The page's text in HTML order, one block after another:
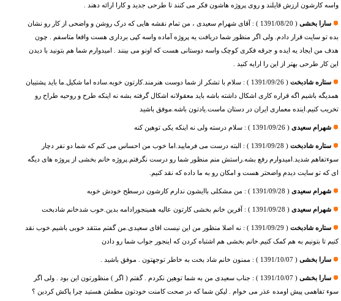
واسه کارشون ارزش قایلند و روی پروژه هاشون فکر می کنند تا طرحی جدید و کارا ارائه دهند .
سارا بخشی (
1391/08/20
) :
آقای شهرام سعیدی ، من تمام نقشه هایی که درک روشن و واضحی از کار رو نشان
بده تو سایت قرار دادم. ولی اگر منظور شما دریافت یه پروژه آماده واسه کپی برداری هست واقعا متاسفم . چون
هدف من ایجاد یه ایده و جرقه فکری کوچک واسه دوستانی هست که اونو می بینند . امیدوارم شما هم بتونید با دیدن
این کار طرحی بهتر از این را ارایه کنید .
ستاره شادبخت (
1391/09/26
) : سلام با تشکر از شما دوست هنرمند.کارتون خوبه.ساده اما شکیل.ما باید پشتیبان
همدیگه باشیم اگه قراره کاری اشکال داشته باشه باید معقولانه اشکال گرفته بشه نه اینکه طرح و روحیه طراح رو
تخریب کنیم.اینده معماری ایران در دستان ماست.یادتون باشه.موفق باشید
شهرام سعیدی (
1391/09/26
) : سلام درسته ولی نه اینکه یکی توهین کنه
ستاره شادبخت (
1391/09/28
) :
البته درست می فرمایید.اما خوب من احساس می کنم که شما دو نفر دچار
سوءتفاهم شدید.امیدوارم رفع بشه.راستش منم منظور شما رو درست نگرفتم.پروژه خانم بخشی از پروژه های دیگه
ای که تو سایت دیدم واضحتر هست و امکان رو به ما داده که نقد کنیم.
شهرام سعیدی (
1391/09/28
) : من مشکلی باایشون ندارم کارشون درسطح خودش خوبه
شهرام سعیدی (
1391/09/28
) : آفرین خانم بخشی کارتون عالیه همینجورادامه بدین.خوب شدخانم شادبخت
ستاره شادبخت (
1391/09/29
) : نه اصلا منظور من این نیست اقای سعیدی.من گفتم منتقد خوبی باشیم.خوب نقد
کنیم تا بتونیم به هم کمک کنیم.خانم بخشی هم اشتباه کردن که اینجور جواب شما رو دادن
سارا بخشی (
1391/10/07
) : ممنون خانم شاد بخت به خاطر توجهتون . موفق باشید .
سارا بخشی (
1391/10/07
) : جناب سعیدی من به شما توهین نکردم . گفتم ( اگر ) منظورتون این بود . ولی اگر
سوء تفاهمی پیش اومده عذر می خوام . لیکن شما که در صحت کامنت خودتون مطمئن هستید چرا پاکش کردین ؟